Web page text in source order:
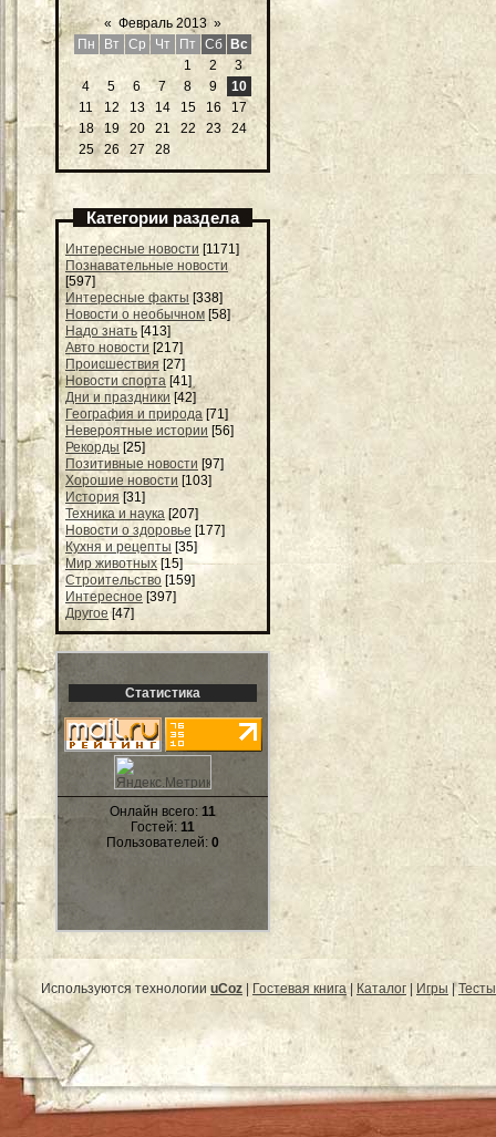
« Февраль 2013 »
Пн
Вт Ср Чт Пт Сб Вс
1
2
3
4
5 6 7 8 9
10
11
12 13 14 15 16
17
18
19 20 21 22 23
24
25
26 27 28
Категории раздела
Интересные новости [1171]
Познавательные новости
[597]
Интересные факты [338]
Новости о необычном [58]
Надо знать [413]
Авто новости [217]
Происшествия [27]
Новости спорта [41]
Дни и праздники [42]
География и природа [71]
Невероятные истории [56]
Рекорды [25]
Позитивные новости [97]
Хорошие новости [103]
История [31]
Техника и наука [207]
Новости о здоровье [177]
Кухня и рецепты [35]
Мир животных [15]
Строительство [159]
Интересное [397]
Другое [47]
Статистика
Онлайн всего: 11
Гостей: 11
Пользователей: 0
Используются технологии uCoz | Гостевая книга | Каталог | Игры |Тесты